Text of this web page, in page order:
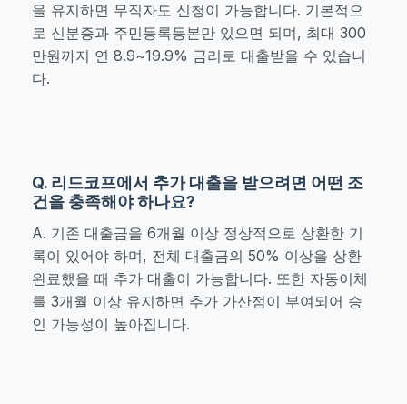
을 유지하면 무직자도 신청이 가능합니다. 기본적으
로 신분증과 주민등록등본만 있으면 되며, 최대 300
만원까지 연 8.9~19.9% 금리로 대출받을 수 있습니
다.
Q. 리드코프에서 추가 대출을 받으려면 어떤 조
건을 충족해야 하나요?
A. 기존 대출금을 6개월 이상 정상적으로 상환한 기
록이 있어야 하며, 전체 대출금의 50% 이상을 상환
완료했을 때 추가 대출이 가능합니다. 또한 자동이체
를 3개월 이상 유지하면 추가 가산점이 부여되어 승
인 가능성이 높아집니다.